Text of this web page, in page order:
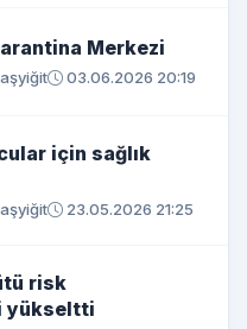
Merkezi
03.06.2026 20:19
için sağlık
23.05.2026 21:25
risk
yükseltti